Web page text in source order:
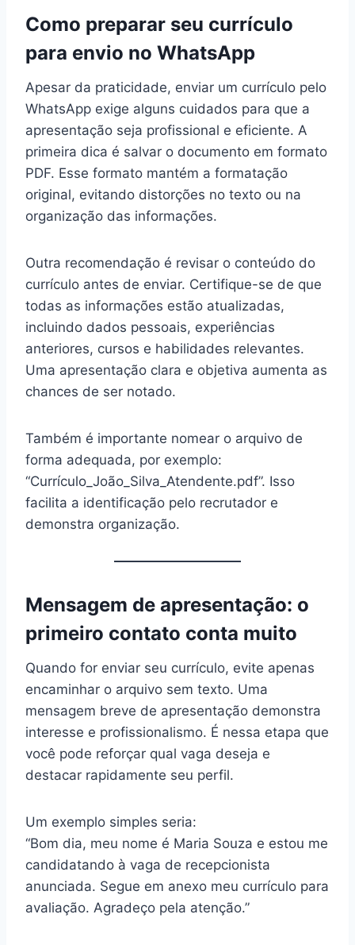
Como preparar seu currículo
para envio no WhatsApp
Apesar da praticidade, enviar um currículo pelo
WhatsApp exige alguns cuidados para que a
apresentação seja profissional e eficiente. A
primeira dica é salvar o documento em formato
PDF. Esse formato mantém a formatação
original, evitando distorções no texto ou na
organização das informações.
Outra recomendação é revisar o conteúdo do
currículo antes de enviar. Certifique-se de que
todas as informações estão atualizadas,
incluindo dados pessoais, experiências
anteriores, cursos e habilidades relevantes.
Uma apresentação clara e objetiva aumenta as
chances de ser notado.
Também é importante nomear o arquivo de
forma adequada, por exemplo:
“Currículo_João_Silva_Atendente.pdf”. Isso
facilita a identificação pelo recrutador e
demonstra organização.
Mensagem de apresentação: o
primeiro contato conta muito
Quando for enviar seu currículo, evite apenas
encaminhar o arquivo sem texto. Uma
mensagem breve de apresentação demonstra
interesse e profissionalismo. É nessa etapa que
você pode reforçar qual vaga deseja e
destacar rapidamente seu perfil.
Um exemplo simples seria:
“Bom dia, meu nome é Maria Souza e estou me
candidatando à vaga de recepcionista
anunciada. Segue em anexo meu currículo para
avaliação. Agradeço pela atenção.”